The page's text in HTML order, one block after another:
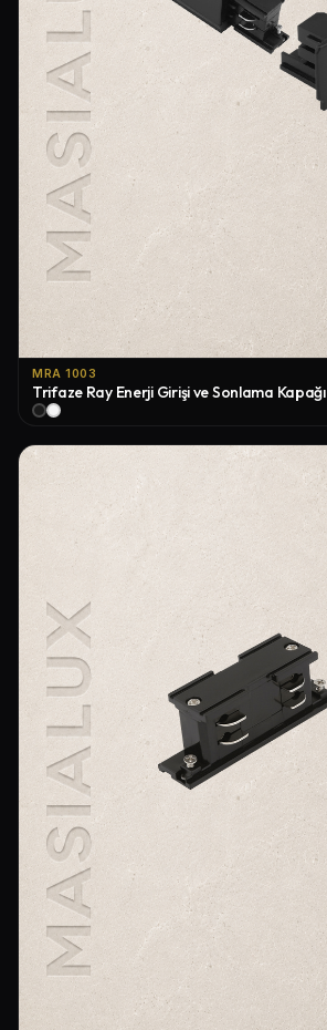
MRA 1003
Trifaze Ray Enerji Girişi ve Sonlama Kapağı